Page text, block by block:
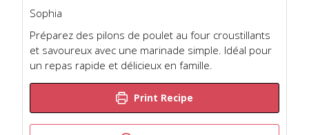
Sophia
Préparez des pilons de poulet au four croustillants
et savoureux avec une marinade simple. Idéal pour
un repas rapide et délicieux en famille.
Print Recipe